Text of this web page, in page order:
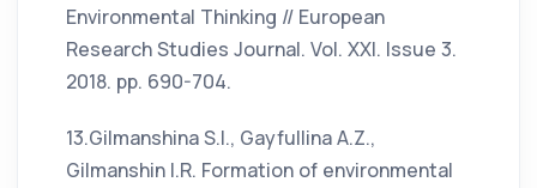
Environmental Thinking // European
Research Studies Journal. Vol. XXI. Issue 3.
2018. pp. 690-704.
13.Gilmanshina S.I., Gayfullina A.Z.,
Gilmanshin I.R. Formation of environmental